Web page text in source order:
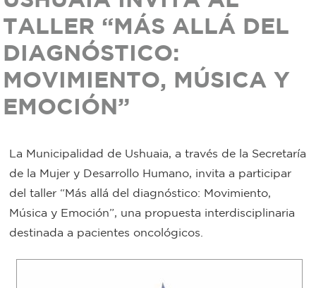
civil
Zoonosis
Bromatología
Municipal
Mi
bondi
Actualidad
Correo
Personal
TALLER “MÁS ALLÁ DEL
DIAGNÓSTICO:
MOVIMIENTO, MÚSICA Y
EMOCIÓN”
La Municipalidad de Ushuaia, a través de la Secretaría
de la Mujer y Desarrollo Humano, invita a participar
del taller “Más allá del diagnóstico: Movimiento,
Música y Emoción”, una propuesta interdisciplinaria
destinada a pacientes oncológicos.